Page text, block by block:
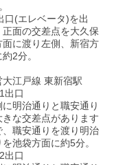
口(エレベータ)を出
正面の交差点を大久保
面に渡り左側、新宿方
2分。
大江戸線 東新宿駅
出口
に明治通りと職安通り
きな交差点があります
、職安通りを渡り明治
池袋方面に約5分。
出口